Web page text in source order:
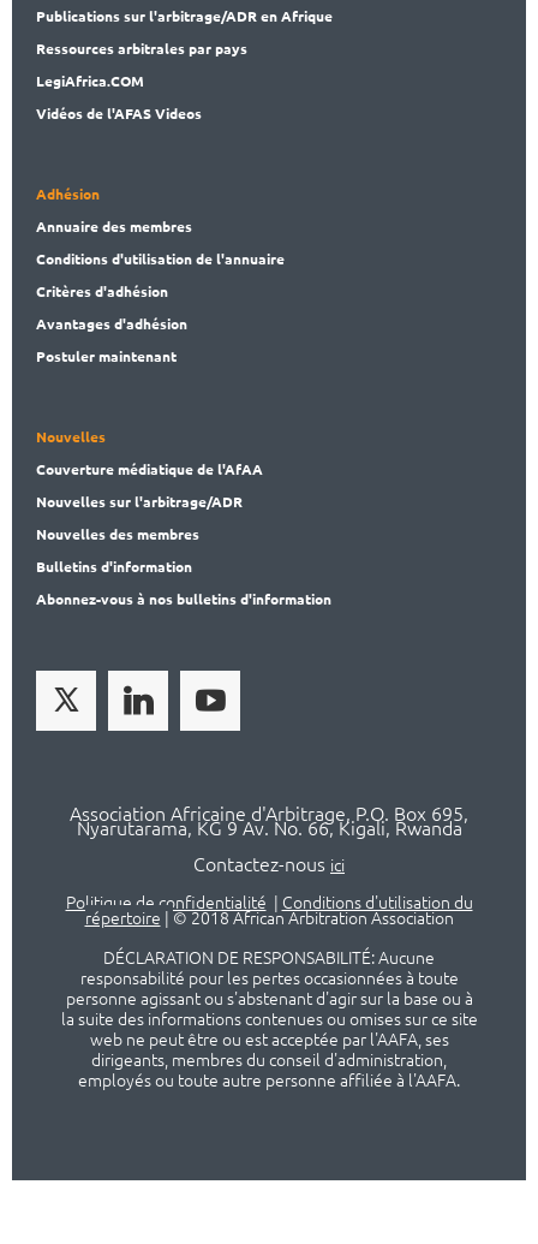
Publicationssur l'arbitrage/ADR en Afrique
Ressources arbitrales par pays
LegiAfrica.COM
Vidéos de l'AFAS Videos
Adhésion
Annuaire des membres
Conditions d'utilisation de l'annuaire
Critères d'adhésion
Avantages d'adhésion
Postuler maintenant
Nouvelles
Couverture médiatique de l'AfAA
Nouvelles sur l'arbitrage/ADR
Nouvelles des membres
Bulletins d'information
Abonnez-vous à nos bulletins d'information
Association Africaine d'Arbitrage, P.O. Box 695,
Nyarutarama, KG 9 Av. No. 66, Kigali, Rwanda
Contactez-nous ici
Politique de confidentialité | Conditions d'utilisation du
répertoire | © 2018 African Arbitration Association
DÉCLARATION DE RESPONSABILITÉ: Aucune
responsabilité pour les pertes occasionnées à toute
personne agissant ou s'abstenant d'agir sur la base ou à
la suite des informations contenues ou omises sur ce site
web ne peut être ou est acceptée par l'AAFA, ses
dirigeants, membres du conseil d'administration,
employés ou toute autre personne affiliée à l'AAFA.